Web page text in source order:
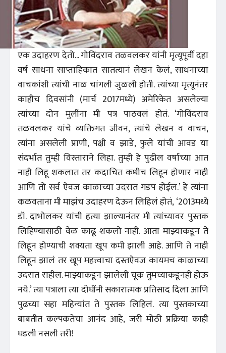
एक उदाहरण देतो... गोविंदराव तळवलकर यांनी मृत्यूपूर्वी दहा
वर्षं साधना साप्ताहिकात सातत्यानं लेखन केलं, साधनाच्या
वाचकांशी त्यांची नाळ चांगली जुळली होती. त्यांच्या मृत्यूनंतर
काहीच दिवसांनी (मार्च 2017मध्ये) अमेरिकेत असलेल्या
त्यांच्या दोन मुलींना मी पत्र पाठवलं होतं. ‘गोविंदराव
तळवलकर यांचे व्यक्तिगत जीवन, त्यांचे लेखन व वाचन,
त्यांना असलेली प्राणी, पक्षी व झाडे, फुले यांची आवड या
संदर्भात तुम्ही विस्ताराने लिहा. तुम्ही हे पुढील वर्षाच्या आत
नाही लिहू शकलात तर कदाचित कधीच लिहून होणार नाही
आणि तो सर्व ऐवज काळाच्या उदरात गडप होईल.’ हे त्यांना
कळवताना मी माझंच उदाहरण देऊन लिहिलं होतं, ‘2013मध्ये
डॉ. दाभोलकर यांची हत्या झाल्यानंतर मी त्यांच्यावर पुस्तक
लिहिण्यासाठी वेळ काढू शकलो नाही. आता माझ्याकडून ते
लिहून होण्याची शक्यता खूप कमी झाली आहे. आणि ते नाही
लिहून झालं तर खूप महत्त्वाचा दस्तऐवज कायमच काळाच्या
उदरात राहील. माझ्याकडून झालेली चूक तुमच्याकडूनही होऊ
नये.’ त्या पत्राला त्या दोघींनी सकारात्मक प्रतिसाद दिला आणि
पुढच्या सहा महिन्यांत ते पुस्तक लिहिलं. त्या पुस्तकाच्या
बाबतीत कल्पकतेचा आनंद आहे, जरी मोठी प्रक्रिया काही
घडली नसली तरी!